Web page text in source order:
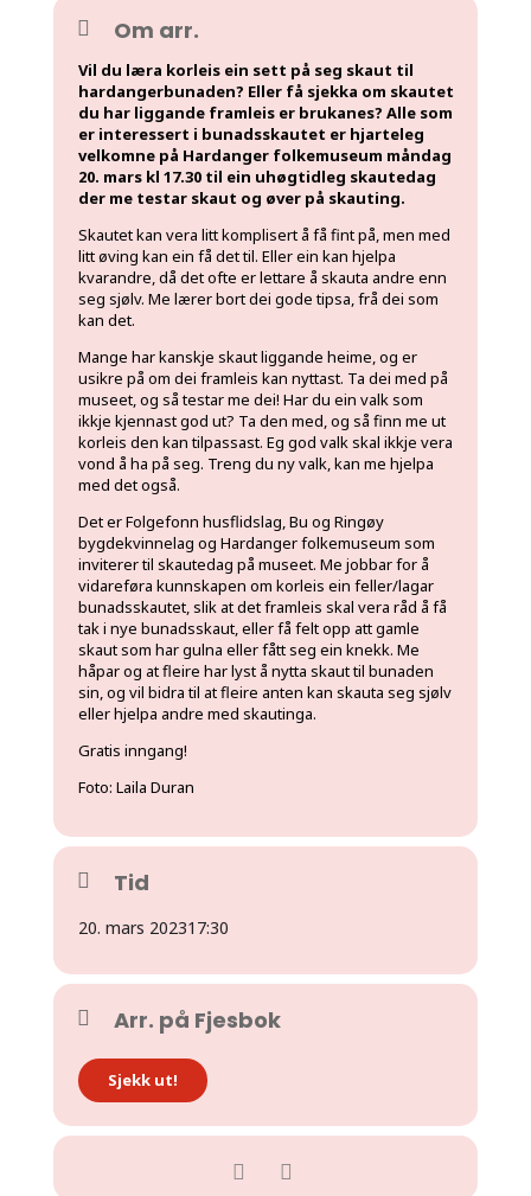
Om arr.
Vil du læra korleis ein sett på seg skaut til
hardangerbunaden? Eller få sjekka om skautet
du har liggande framleis er brukanes? Alle som
er interessert i bunadsskautet er hjarteleg
velkomne på Hardanger folkemuseum måndag
20. mars kl 17.30 til ein uhøgtidleg skautedag
der me testar skaut og øver på skauting.
Skautet kan vera litt komplisert å få fint på, men med
litt øving kan ein få det til. Eller ein kan hjelpa
kvarandre, då det ofte er lettare å skauta andre enn
seg sjølv. Me lærer bort dei gode tipsa, frå dei som
kan det.
Mange har kanskje skaut liggande heime, og er
usikre på om dei framleis kan nyttast. Ta dei med på
museet, og så testar me dei! Har du ein valk som
ikkje kjennast god ut? Ta den med, og så finn me ut
korleis den kan tilpassast. Eg god valk skal ikkje vera
vond å ha på seg. Treng du ny valk, kan me hjelpa
med det også.
Det er Folgefonn husflidslag, Bu og Ringøy
bygdekvinnelag og Hardanger folkemuseum som
inviterer til skautedag på museet. Me jobbar for å
vidareføra kunnskapen om korleis ein feller/lagar
bunadsskautet, slik at det framleis skal vera råd å få
tak i nye bunadsskaut, eller få felt opp att gamle
skaut som har gulna eller fått seg ein knekk. Me
håpar og at fleire har lyst å nytta skaut til bunaden
sin, og vil bidra til at fleire anten kan skauta seg sjølv
eller hjelpa andre med skautinga.
Gratis inngang!
Foto: Laila Duran
Tid
20. mars 202317:30
Arr. på Fjesbok
Sjekk ut!